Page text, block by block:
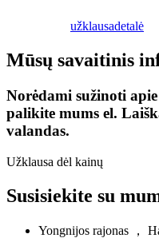
užklausadetalė
Mūsų savaitinis
Norėdami sužinoti
palikite mums el.
valandas.
Užklausa dėl kainų
Susisiekite su
Yongnijos rajonas ，